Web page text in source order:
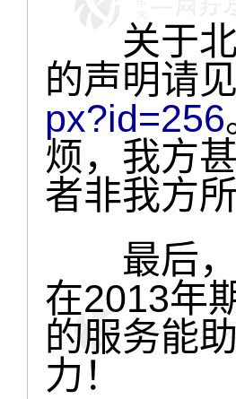
关于北
的声明请见
px?id=256
烦，我方
者非我方
最后，
在2013年
的服务能
力！